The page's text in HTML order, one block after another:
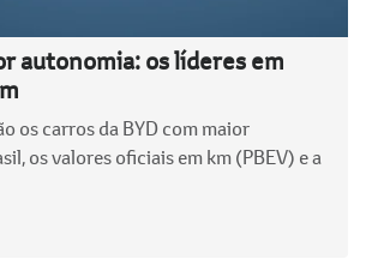
autonomia: os líderes em
os carros da BYD com maior
os valores oficiais em km (PBEV) e a